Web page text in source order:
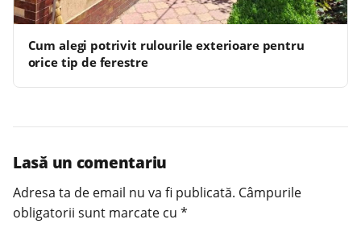
Cum alegi potrivit rulourile exterioare pentru
orice tip de ferestre
Lasă un comentariu
Adresa ta de email nu va fi publicată. Câmpurile
obligatorii sunt marcate cu *